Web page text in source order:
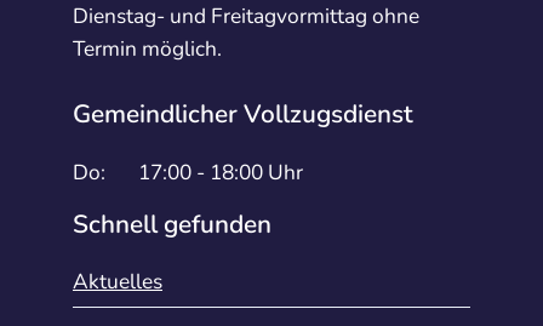
Dienstag- und Freitagvormittag ohne
Termin möglich.
Gemeindlicher Vollzugsdienst
Do: 17:00 - 18:00 Uhr
Schnell gefunden
Aktuelles